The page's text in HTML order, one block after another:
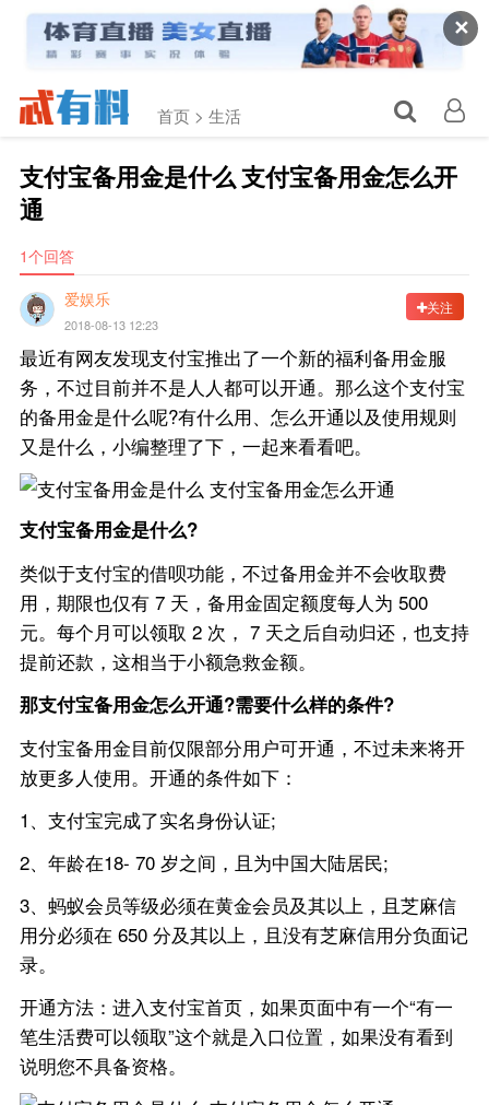
✕
首页 > 生活
支付宝备用金是什么 支付宝备用金怎么开
通
1个回答
爱娱乐
2018-08-13 12:23
关注
最近有网友发现支付宝推出了一个新的福利备用金服
务，不过目前并不是人人都可以开通。那么这个支付宝
的备用金是什么呢?有什么用、怎么开通以及使用规则
又是什么，小编整理了下，一起来看看吧。
支付宝备用金是什么?
类似于支付宝的借呗功能，不过备用金并不会收取费
用，期限也仅有 7 天，备用金固定额度每人为 500
元。每个月可以领取 2 次， 7 天之后自动归还，也支持
提前还款，这相当于小额急救金额。
那支付宝备用金怎么开通?需要什么样的条件?
支付宝备用金目前仅限部分用户可开通，不过未来将开
放更多人使用。开通的条件如下：
1、支付宝完成了实名身份认证;
2、年龄在18- 70 岁之间，且为中国大陆居民;
3、蚂蚁会员等级必须在黄金会员及其以上，且芝麻信
用分必须在 650 分及其以上，且没有芝麻信用分负面记
录。
开通方法：进入支付宝首页，如果页面中有一个“有一
笔生活费可以领取”这个就是入口位置，如果没有看到
说明您不具备资格。